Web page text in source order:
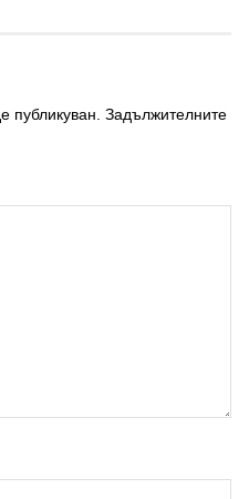
Задължителните